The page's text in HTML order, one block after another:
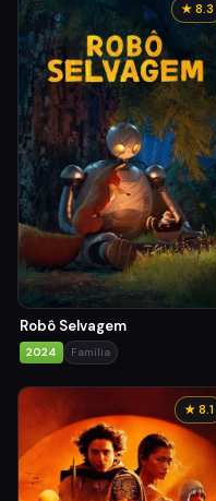
★ 8.3
Robô Selvagem
2024 Família
★ 8.1